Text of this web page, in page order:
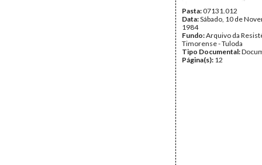
Pasta:07131.012
Data:Sábado, 10 de
1984
Fundo:Arquivo da
Timorense - Tuloda
Tipo Documental:
Página(s): 12